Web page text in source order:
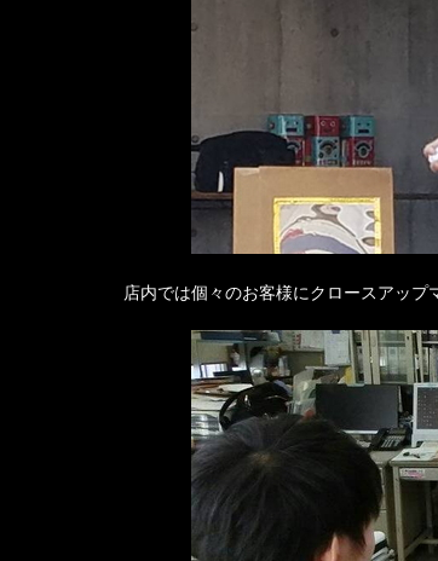
店内では個々のお客様にクロースアップ